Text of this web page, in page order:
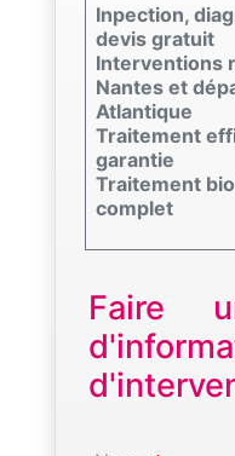
Inpection,
devis gratuit
Interventions
Nantes et
Atlantique
Traitement
garantie
Traitement
complet
Faire